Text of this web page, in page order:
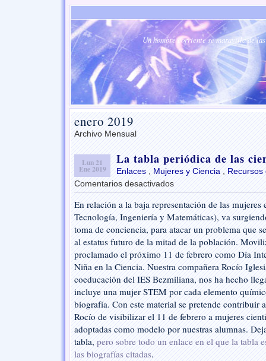
Un hombre corriente se maravilla de
enero 2019
Archivo Mensual
Lun 21
Ene 2019
La tabla periódica de las
Enlaces , Mujeres y Ciencia , Recursos
Comentarios desactivadosen
La
tabla
periódica
científicas
En relación a la baja representación de las
Tecnología, Ingeniería y Matemáticas), va
toma de conciencia, para atacar un problema que
al estatus futuro de la mitad de la población.
proclamado el próximo 11 de febrero como Día
Niña en la Ciencia. Nuestra compañera Rocío
coeducación del IES Bezmiliana, nos ha hecho
incluye una mujer STEM por cada elemento
biografía. Con este material se pretende contribuir
Rocío de visibilizar el 11 de febrero a mujeres
adoptadas como modelo por nuestras alumnas.
tabla, pero sobre todo un enlace en el que la tabla
las biografías citadas.